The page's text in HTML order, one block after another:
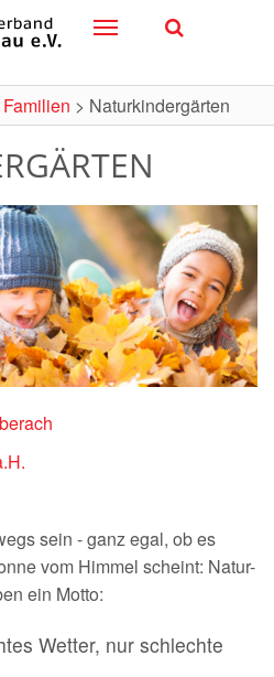
Toggle
> Naturkindergärten
sein - ganz egal, ob es
vom Himmel scheint: Natur-
ein Motto:
Wetter, nur schlechte